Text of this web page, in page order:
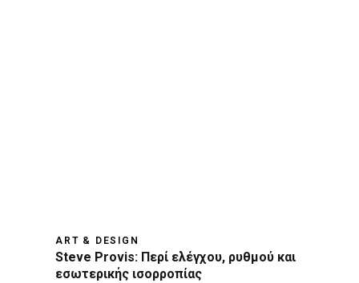
ART & DESIGN
Steve Provis: Περί ελέγχου, ρυθμού και
εσωτερικής ισορροπίας